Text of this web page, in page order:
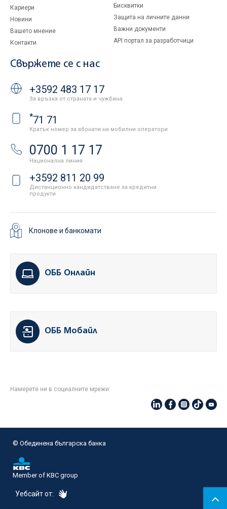
Кариери
Новини
Вашето мнение
Контакти
Бисквитки
Защита на личните данни
Важни документи
API портал за разработчици
Свържете се с нас
+3592 483 17 17
За връзка от страната и чужбина
*71 71
Кратък номер за абонати на мобилни оператори
0700 1 17 17
Национална линия
+3592 811 20 99
Дистанционно кандидатстване за кредитни
продукти
Клонове и банкомати
ОББ Онлайн
ОББ Мобайл
Намерете ни в социалните мрежи:
© Oбединена българска банка
Member of KBC group
Уебсайт от: eDesign